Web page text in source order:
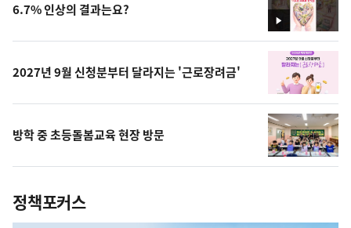
영
상
6.7% 인상의 결과는요?
2027년 9월 신청분부터 달라지는 '근로장려금'
방학 중 초등돌봄교육 현장 방문
정책포커스